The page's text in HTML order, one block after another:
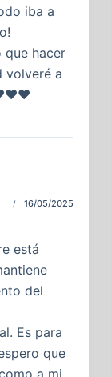
iba a
que hacer
volveré a
❤️❤️❤️
16/05/2025
está
del
Es para
que
a mi.